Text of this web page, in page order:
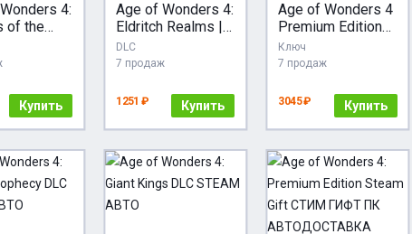
4:
of the
|
Купить
Age of Wonders 4:
Eldritch Realms |
АВТО Россия Gift
DLC
7 продаж
1251 ₽ Купить
Age of Wonders 4
Premium Edition
(Ключ Steam |
РФ+СНГ+TR+LAT
Ключ
7 продаж
3045 ₽ Купить